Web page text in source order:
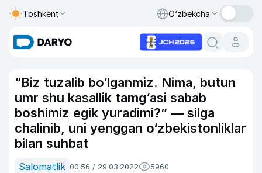
Toshkent O‘zbekcha
“Biz tuzalib bo‘lganmiz. Nima, butun
umr shu kasallik tamg‘asi sabab
boshimiz egik yuradimi?” — silga
chalinib, uni yenggan o‘zbekistonliklar
bilan suhbat
Salomatlik 00:56 / 29.03.2022 5960